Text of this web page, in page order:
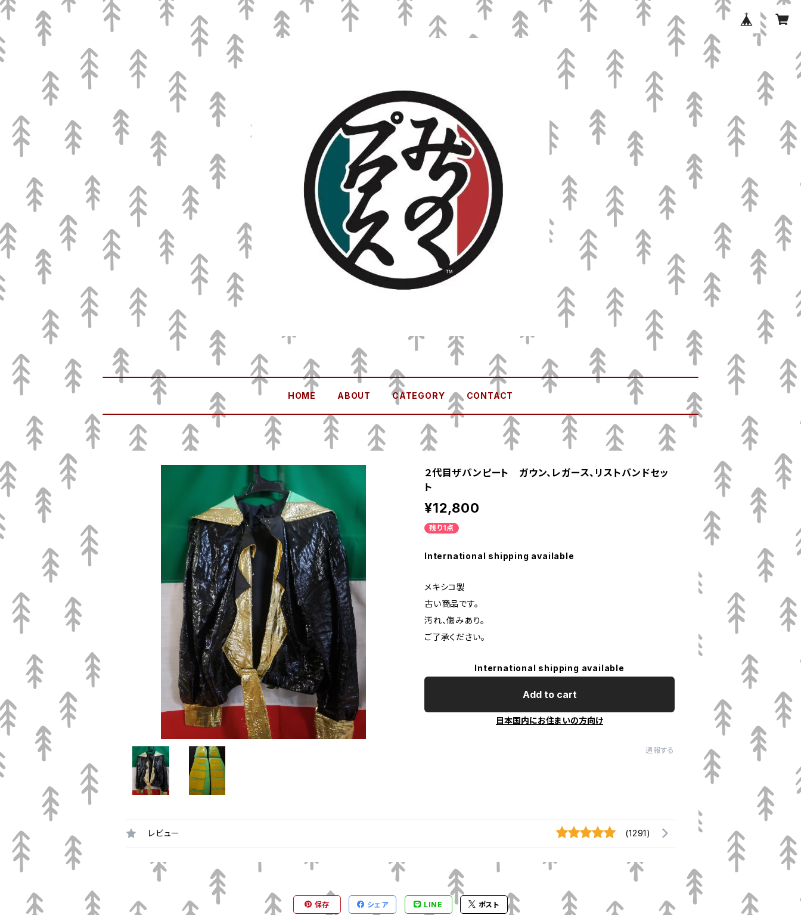
HOME ABOUT CATEGORY CONTACT
２代目ザパンピート ガウン、レガース、リストバンドセッ
ト
¥12,800
残り1点
International shipping available
メキシコ製
古い商品です。
汚れ、傷みあり。
ご了承ください。
International shipping available
Add to cart
日本国内にお住まいの方向け
通報する
レビュー (1291)
保存 シェア LINE ポスト